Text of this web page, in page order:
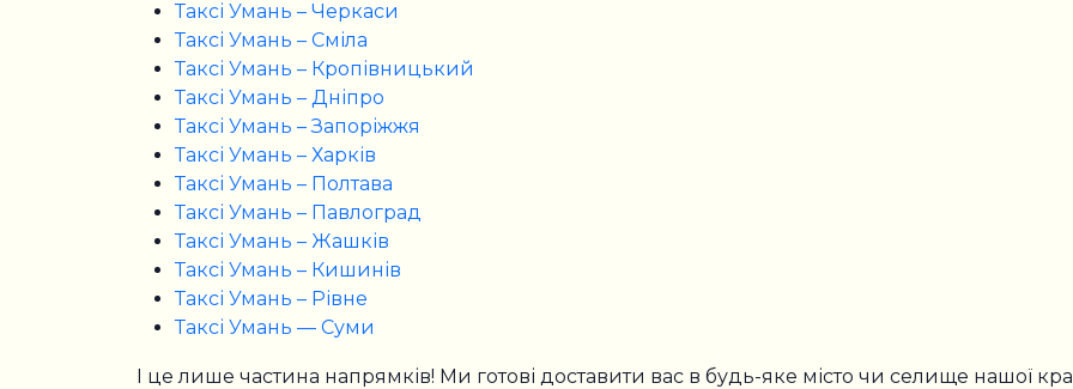
Таксі Умань – Черкаси
Таксі Умань – Сміла
Таксі Умань – Кропівницький
Таксі Умань – Дніпро
Таксі Умань – Запоріжжя
Таксі Умань – Харків
Таксі Умань – Полтава
Таксі Умань – Павлоград
Таксі Умань – Жашків
Таксі Умань – Кишинів
Таксі Умань – Рівне
Таксі Умань — Суми
І це лише частина напрямків! Ми готові доставити вас в будь-яке місто чи селище нашої